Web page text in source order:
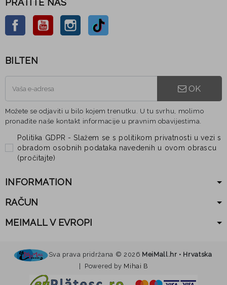
PRATITE NAS
FacebookYouTube Instagram
BILTEN
OK
Možete se odjaviti u bilo kojem trenutku. U tu svrhu, molimo
pronađite naše kontakt informacije u pravnim obavijestima.
Politika GDPR - Slažem se s politikom privatnosti u vezi s
obradom osobnih podataka navedenih u ovom obrascu
(pročitajte)
INFORMATION
RAČUN
MEIMALL V EVROPI
Sva prava pridržana © 2026 MeiMall.hr • Hrvatska
| Powered by Mihai B